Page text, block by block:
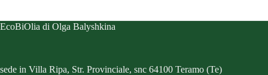
EcoBiOlia di Olga Balyshkina
sede in Villa Ripa, Str. Provinciale, snc 64100 Teramo (Te)